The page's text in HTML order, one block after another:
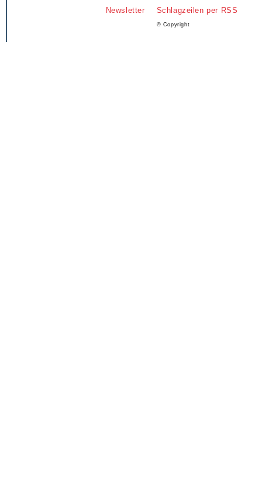
Newsletter Schlagzeilen per RSS
© Copyright